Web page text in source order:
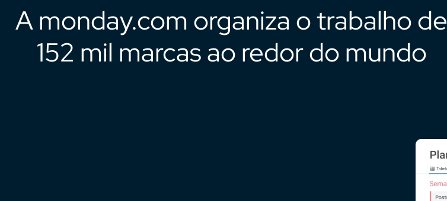
A monday.com organiza o trabalho de
152 mil marcas ao redor do mundo